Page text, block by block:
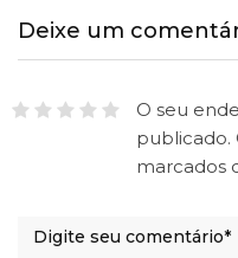
Deixe um
O seu
publicado.
marcados